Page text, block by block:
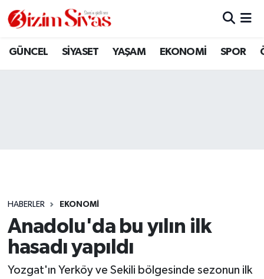
GÜNCEL SİYASET YAŞAM EKONOMİ SPOR
HABERLER EKONOMİ
Anadolu'da bu yılın ilk
hasadı yapıldı
Yozgat'ın Yerköy ve Sekili bölgesinde sezonun ilk
ARAMIZDAN AYRILANLAR
GÜNCEL
KÜLTÜR
Sivas Nöbetçi Eczaneler
Son Dakika Haberleri
Haber Arşivi